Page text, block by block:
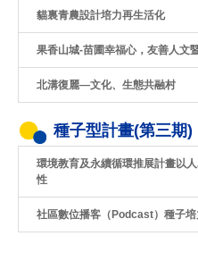
貓裏青農設計培力再生活化
果香山城-苗圃幸福心，友善人文
北溝復麗—文化、生態共融村
種子型計畫(第三期)
環境教育及永續循環推展計畫以
性
社區數位播客（Podcast）種子